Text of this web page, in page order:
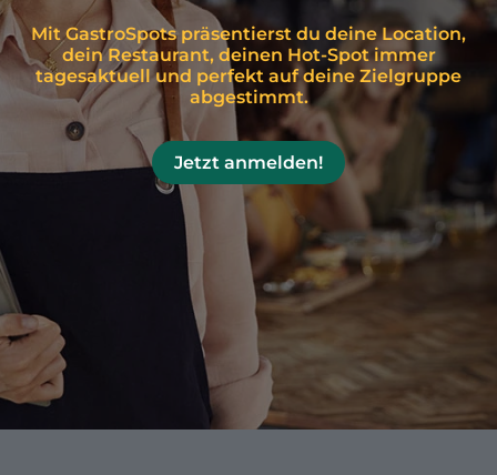
Mit GastroSpots präsentierst du deine Location,
dein Restaurant, deinen Hot-Spot immer
tagesaktuell und perfekt auf deine Zielgruppe
abgestimmt.
Jetzt anmelden!